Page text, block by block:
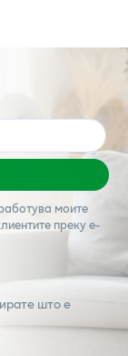
моите
преку е-
што е